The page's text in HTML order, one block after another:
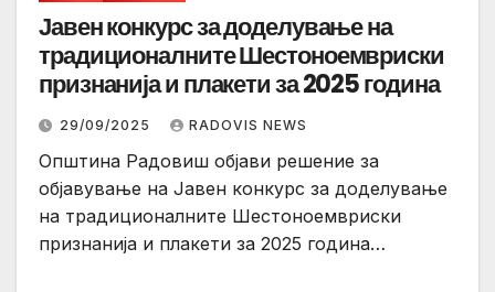
Јавен конкурс за доделување на
традиционалните Шестоноемвриски
признанија и плакети за 2025 година
29/09/2025 RADOVIS NEWS
Општина Радовиш објави решение за
објавување на Jавен конкурс за доделување
на традиционалните Шестоноемвриски
признанија и плакети за 2025 година…